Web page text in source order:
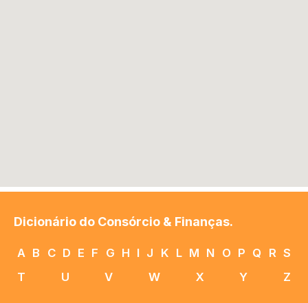
Dicionário do Consórcio & Finanças.
A B C D E F G H I J K L M N O P Q R S
T
U V W X Y Z